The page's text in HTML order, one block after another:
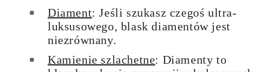
Diament: Jeśli szukasz czegoś ultra-
luksusowego, blask diamentów jest
niezrównany.
Kamienie szlachetne: Diamenty to